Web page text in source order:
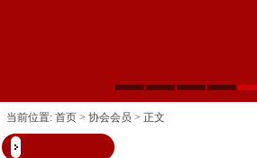
当前位置: 首页 > 协会会员 > 正文